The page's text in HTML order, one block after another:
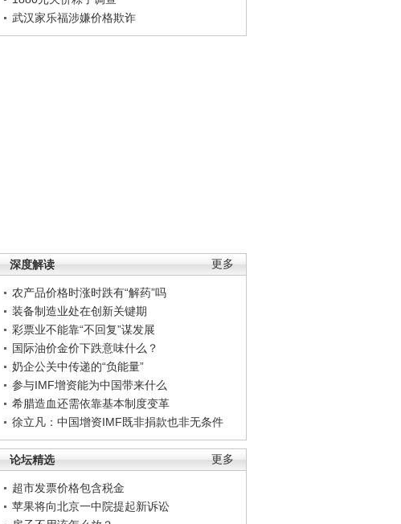
武汉家乐福涉嫌价格欺诈
更多
深度解读
农产品价格时涨时跌有“解药”吗
装备制造业处在创新关键期
彩票业不能靠“不回复”谋发展
国际油价金价下跌意味什么？
奶企公关中传递的“负能量”
参与IMF增资能为中国带来什么
希腊造血还需依靠基本制度变革
徐立凡：中国增资IMF既非捐款也非无条件
更多
论坛精选
超市发票价格包含税金
苹果将向北京一中院提起新诉讼